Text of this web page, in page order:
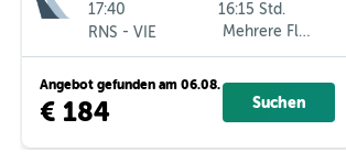
17:40
RNS - VIE
16:15 Std.
Mehrere Fluglinien
Angebot gefunden am 06.08.
€ 184 Suchen